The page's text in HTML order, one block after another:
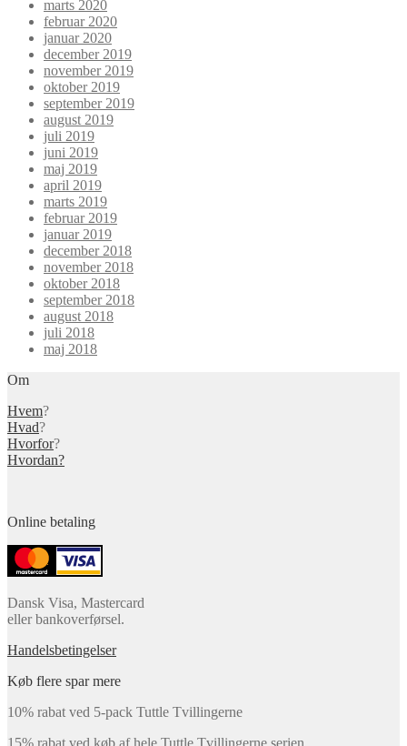
marts 2020
februar 2020
januar 2020
december 2019
november 2019
oktober 2019
september 2019
august 2019
juli 2019
juni 2019
maj 2019
april 2019
marts 2019
februar 2019
januar 2019
december 2018
november 2018
oktober 2018
september 2018
august 2018
juli 2018
maj 2018
Om
Hvem?
Hvad?
Hvorfor?
Hvordan?
Online betaling
Dansk Visa, Mastercard
eller bankoverførsel.
Handelsbetingelser
Køb flere spar mere
10% rabat ved 5-pack Tuttle Tvillingerne
15% rabat ved køb af hele Tuttle Tvillingerne serien